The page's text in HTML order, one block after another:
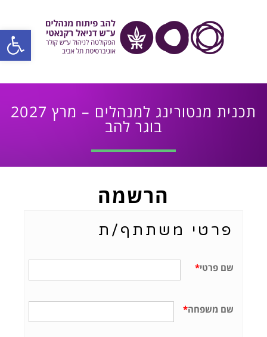
פתח
תכנית מנטורינג למנהלים – מרץ 2027
בוגר להב
הרשמה
פרטי משתתף/ת
*שם פרטי
*שם משפחה